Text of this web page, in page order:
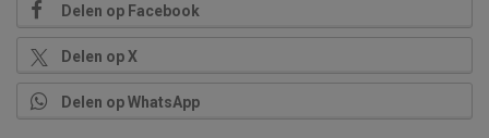
Delen op Facebook
Delen op X
Delen op WhatsApp